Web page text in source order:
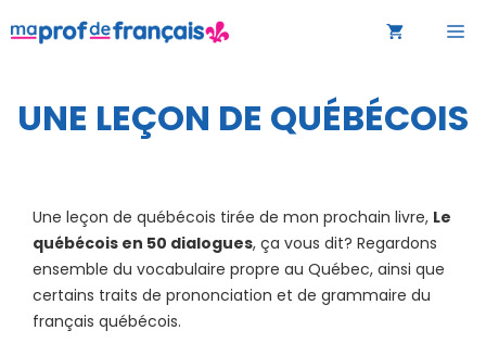
au
UNE LEÇON DE QUÉBÉCOIS
Une leçon de québécois tirée de mon prochain livre, Le
québécois en 50 dialogues, ça vous dit? Regardons
ensemble du vocabulaire propre au Québec, ainsi que
certains traits de prononciation et de grammaire du
français québécois.